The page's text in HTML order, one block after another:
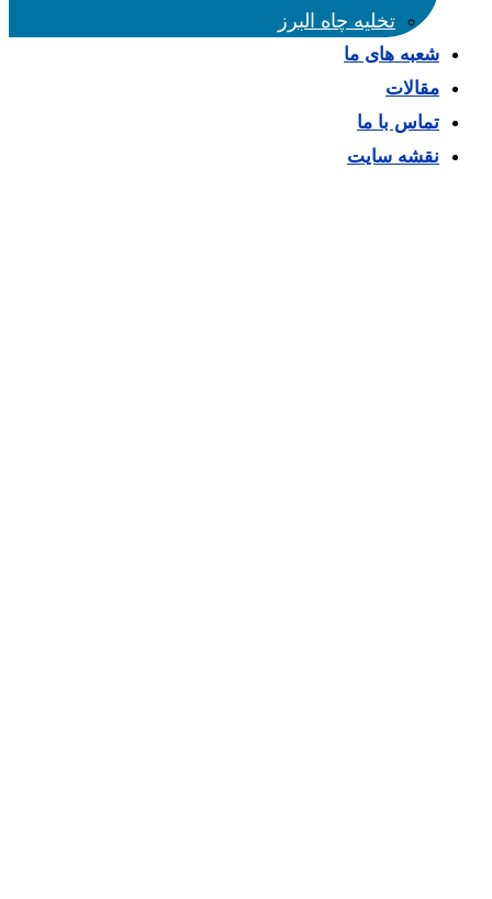
تخلیه چاه البرز
شعبه های ما
مقالات
تماس با ما
نقشه سایت